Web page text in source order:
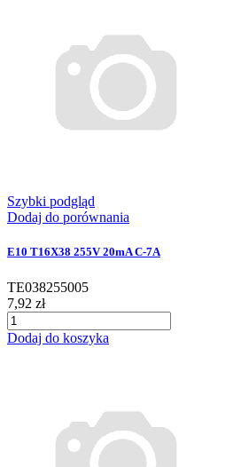
Szybki podgląd
Dodaj do porównania
E10 T16X38 255V 20mA C-7A
TE038255005
7,92 zł
Dodaj do koszyka